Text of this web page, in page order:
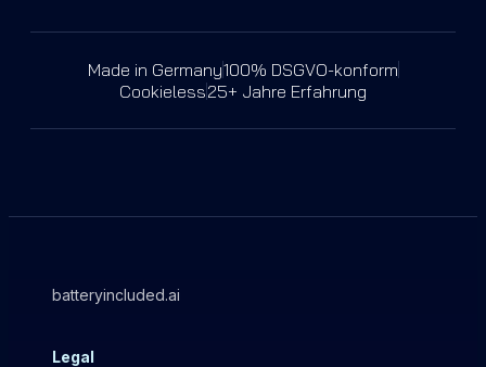
Made in Germany100% DSGVO-konform
Cookieless25+ Jahre Erfahrung
batteryincluded.ai
Legal